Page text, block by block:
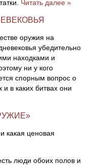
Читать далее »
оружия на
убедительно
находками и
ни у кого
спорным вопрос о
в каких битвах они
какая ценовая
люди обоих полов и